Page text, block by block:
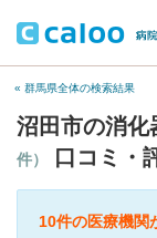
« 群馬県全体の検索結果
沼田市の消化
件）
口コミ・
10件の医療機関